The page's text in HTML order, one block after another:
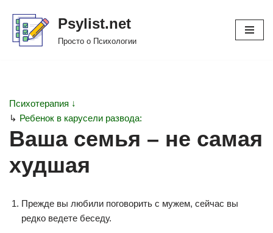
Перейти
Psylist.net
Просто о Психологии
Психотерапия ↓
↳ Ребенок в карусели развода:
Ваша семья – не самая
худшая
Прежде вы любили поговорить с мужем, сейчас вы
редко ведете беседу.